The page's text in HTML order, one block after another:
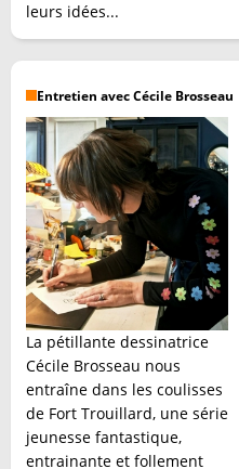
leurs idées...
Entretien avec Cécile Brosseau
La pétillante dessinatrice
Cécile Brosseau nous
entraîne dans les coulisses
de Fort Trouillard, une série
jeunesse fantastique,
entrainante et follement